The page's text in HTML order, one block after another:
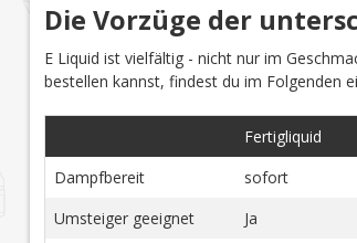
Die Vorzüge der
E Liquid ist vielfältig - nicht nur im
bestellen kannst, findest du im Folgenden
Fertigliquid
Dampfbereit
sofort
Umsteiger geeignet
Ja